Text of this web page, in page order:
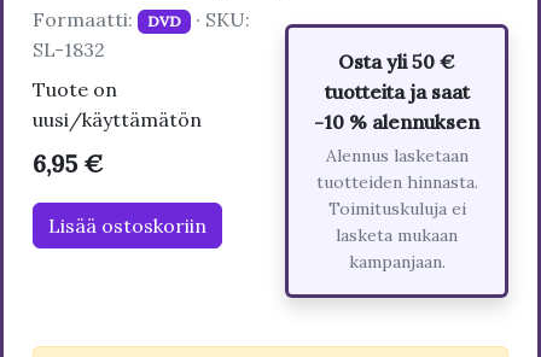
Formaatti: DVD · SKU:
SL-1832
Tuote on
uusi/käyttämätön
6,95 €
Lisää ostoskoriin
Osta yli 50 €
tuotteita ja saat
-10 % alennuksen
Alennus lasketaan
tuotteiden hinnasta.
Toimituskuluja ei
lasketa mukaan
kampanjaan.